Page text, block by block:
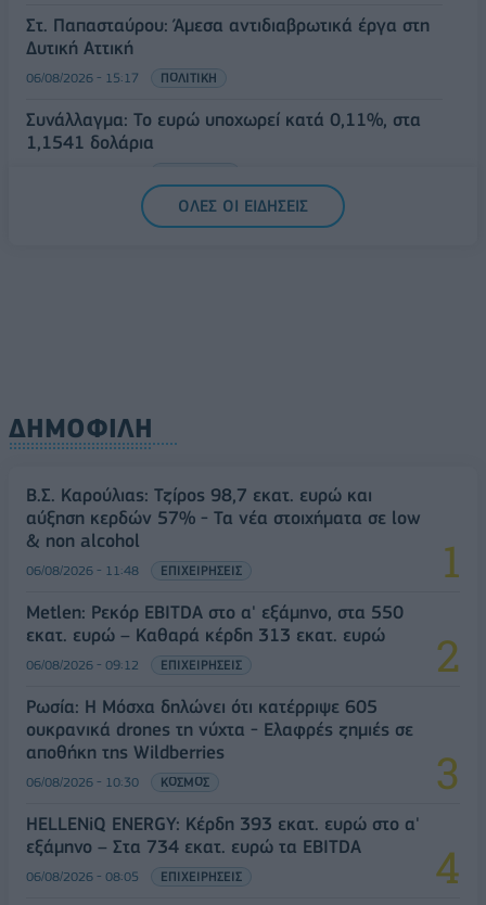
Στ. Παπασταύρου: Άμεσα αντιδιαβρωτικά έργα στη
Δυτική Αττική
06/08/2026 - 15:17 ΠΟΛΙΤΙΚΗ
Συνάλλαγμα: Το ευρώ υποχωρεί κατά 0,11%, στα
1,1541 δολάρια
ΟΛΕΣ ΟΙ ΕΙΔΗΣΕΙΣ
ΔΗΜΟΦΙΛΗ
Β.Σ. Καρούλιας: Τζίρος 98,7 εκατ. ευρώ και
αύξηση κερδών 57% - Τα νέα στοιχήματα σε low
& non alcohol
06/08/2026 - 11:48 ΕΠΙΧΕΙΡΗΣΕΙΣ
Metlen: Ρεκόρ EBITDA στο α' εξάμηνο, στα 550
εκατ. ευρώ – Καθαρά κέρδη 313 εκατ. ευρώ
06/08/2026 - 09:12 ΕΠΙΧΕΙΡΗΣΕΙΣ
Ρωσία: Η Μόσχα δηλώνει ότι κατέρριψε 605
ουκρανικά drones τη νύχτα - Ελαφρές ζημιές σε
αποθήκη της Wildberries
06/08/2026 - 10:30 ΚΟΣΜΟΣ
HELLENiQ ENERGY: Κέρδη 393 εκατ. ευρώ στο α'
εξάμηνο – Στα 734 εκατ. ευρώ τα EBITDA
06/08/2026 - 08:05 ΕΠΙΧΕΙΡΗΣΕΙΣ